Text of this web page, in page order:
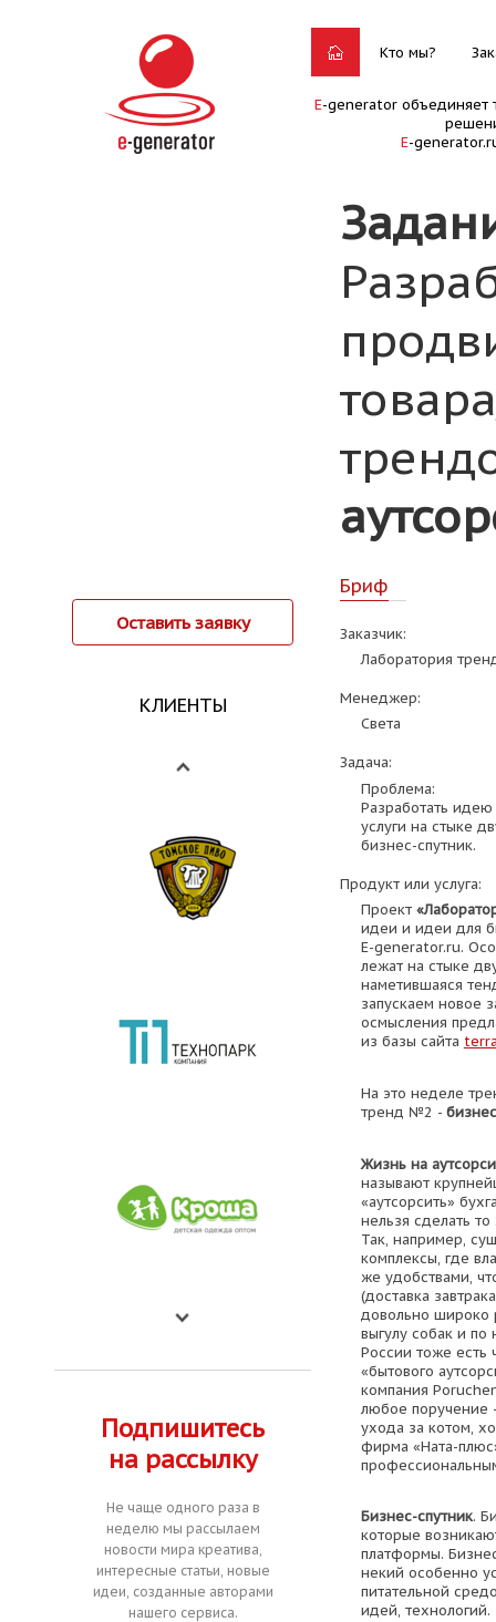
Кто мы?
E-generator объединяет
E-
Оставить заявку
КЛИЕНТЫ
Подпишитесь
на рассылку
Не чаще одного раза в
неделю мы рассылаем
новости мира креатива,
интересные статьи, новые
идеи, созданные авторами
нашего сервиса.
Бриф
Заказчик:
Лаборатория
Менеджер:
Света
Задача:
Проблема:
Разработать
услуги на стыке
бизнес-спутник.
Продукт или услуга:
Проект
идеи и идеи для
E-generator.ru.
лежат на стыке
наметившаяся
запускаем новое
осмысления
из базы сайта
На это неделе
тренд №2 -
Жизнь на
называют
«аутсорсить»
нельзя сделать
Так, например,
комплексы, где
же удобствами,
(доставка
довольно широко
выгулу собак и
России тоже есть
«бытового
компания
любое поручение
ухода за котом,
фирма «Ната-
Бизнес-спутник.
которые
платформы.
некий особенно
питательной
идей, технологий.